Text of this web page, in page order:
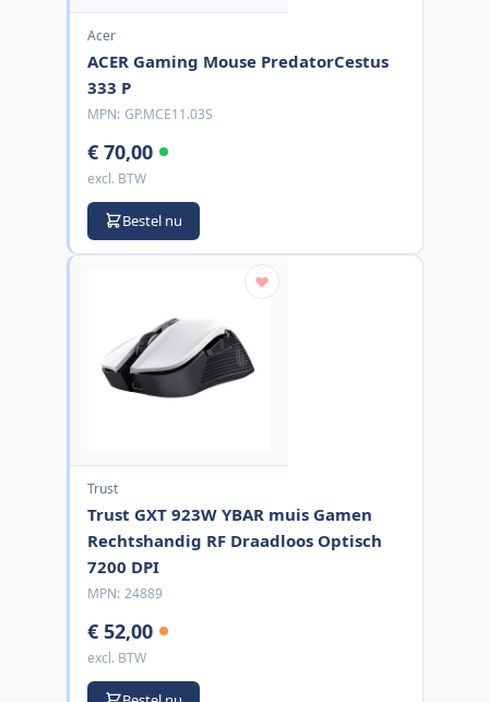
Acer
ACER Gaming Mouse PredatorCestus
333 P
MPN: GP.MCE11.03S
€ 70,00
excl. BTW
Bestel nu
Trust
Trust GXT 923W YBAR muis Gamen
Rechtshandig RF Draadloos Optisch
7200 DPI
MPN: 24889
€ 52,00
excl. BTW